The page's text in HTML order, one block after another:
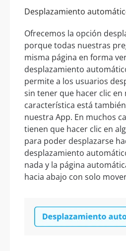
Desplazamiento
Ofrecemos la opción
porque todas nuestras
misma página en forma
desplazamiento
permite a los usuarios
sin tener que hacer clic en
característica está
nuestra App. En muchos
tienen que hacer clic en
para poder desplazarse
desplazamiento
nada y la página
hacia abajo con solo